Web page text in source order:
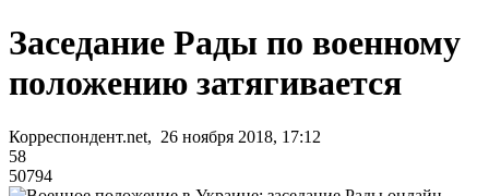
Заседание Рады по военному
положению затягивается
Корреспондент.net, 26 ноября 2018, 17:12
58
50794